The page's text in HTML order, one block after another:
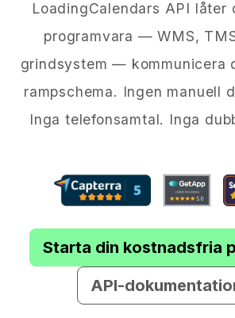
LoadingCalendars API låter
programvara — WMS,
grindsystem — kommunicera
rampschema. Ingen manuell
Inga telefonsamtal. Inga
Starta din kostnadsfria
API-